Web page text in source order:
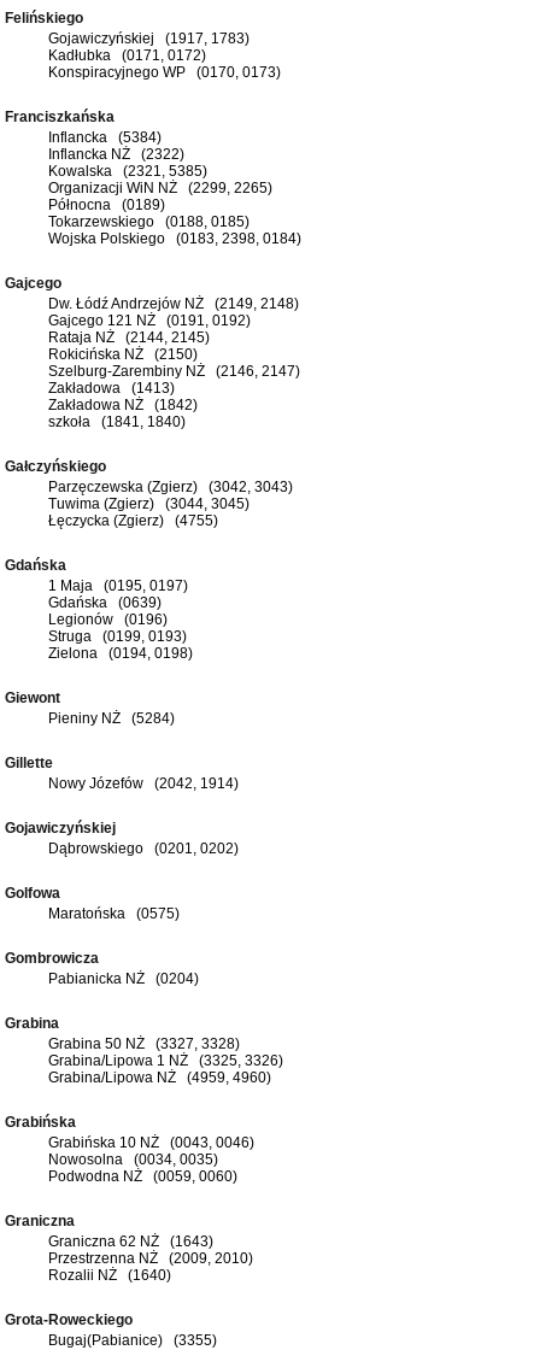
Felińskiego
Gojawiczyńskiej (1917, 1783)
Kadłubka (0171, 0172)
Konspiracyjnego WP (0170, 0173)
Franciszkańska
Inflancka (5384)
Inflancka NŻ (2322)
Kowalska (2321, 5385)
Organizacji WiN NŻ (2299, 2265)
Północna (0189)
Tokarzewskiego (0188, 0185)
Wojska Polskiego (0183, 2398, 0184)
Gajcego
Dw. Łódź Andrzejów NŻ (2149, 2148)
Gajcego 121 NŻ (0191, 0192)
Rataja NŻ (2144, 2145)
Rokicińska NŻ (2150)
Szelburg-Zarembiny NŻ (2146, 2147)
Zakładowa (1413)
Zakładowa NŻ (1842)
szkoła (1841, 1840)
Gałczyńskiego
Parzęczewska (Zgierz) (3042, 3043)
Tuwima (Zgierz) (3044, 3045)
Łęczycka (Zgierz) (4755)
Gdańska
1 Maja (0195, 0197)
Gdańska (0639)
Legionów (0196)
Struga (0199, 0193)
Zielona (0194, 0198)
Giewont
Pieniny NŻ (5284)
Gillette
Nowy Józefów (2042, 1914)
Gojawiczyńskiej
Dąbrowskiego (0201, 0202)
Golfowa
Maratońska (0575)
Gombrowicza
Pabianicka NŻ (0204)
Grabina
Grabina 50 NŻ (3327, 3328)
Grabina/Lipowa 1 NŻ (3325, 3326)
Grabina/Lipowa NŻ (4959, 4960)
Grabińska
Grabińska 10 NŻ (0043, 0046)
Nowosolna (0034, 0035)
Podwodna NŻ (0059, 0060)
Graniczna
Graniczna 62 NŻ (1643)
Przestrzenna NŻ (2009, 2010)
Rozalii NŻ (1640)
Grota-Roweckiego
Bugaj(Pabianice) (3355)